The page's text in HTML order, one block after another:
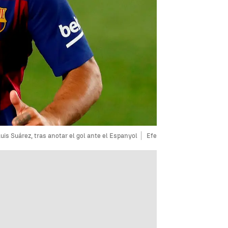
Suárez, tras anotar el gol ante el Espanyol Efe